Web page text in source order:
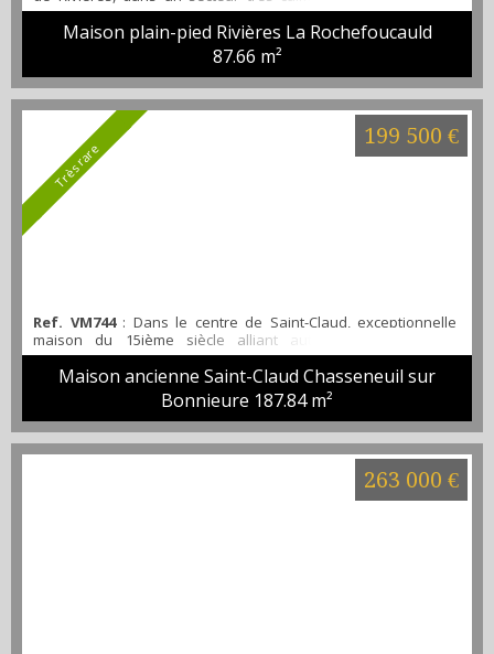
plain-pied de 2018 offrant une belle pièce de vie lumineuse
ouvrant sur une magnifique cuisine avec îlot, deux chambres
avec penderie et un bureau ( ou chambre d'appoint), une salle
de bain avec baignoire d'angle et douche italienne, une
buanderie et un garage. Le tout sur un terrain...
Maison plain-pied Rivières La Rochefoucauld
87.66 m²
Très rare
Ref. VM744: Dans le centre de Saint-Claud, exceptionnelle
maison du 15ième siècle alliant authenticité et confort
moderne. En rez-de-chaussée de chaque côté de l'entrée
traversante, deux magnifiques salles de réception ouvrant
directement sur un jardin à la Française et une charmante
petite cuisine dérobée. A l'étage, un beau volume très cosy
accueillant un grand salon bibliothèque ouvrant sur une...
Maison ancienne Saint-Claud Chasseneuil sur
Bonnieure 187.84 m²
199 500 €
263 000 €